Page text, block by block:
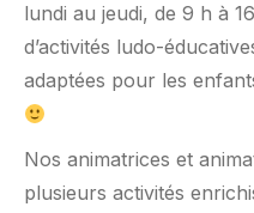
lundi au jeudi, de 9 h à
d’activités ludo-
adaptées pour les
Nos animatrices et
plusieurs activités